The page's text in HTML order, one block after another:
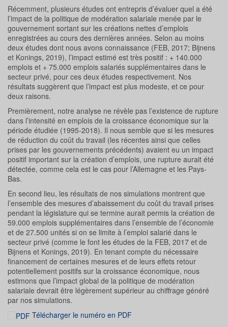
Récemment, plusieurs études ont entrepris d’évaluer quel a été
l’impact de la politique de modération salariale menée par le
gouvernement sortant sur les créations nettes d’emplois
enregistrées au cours des dernières années. Selon au moins
deux études dont nous avons connaissance (FEB, 2017; Bijnens
et Konings, 2019), l’impact estimé est très positif : + 140.000
emplois et + 75.000 emplois salariés supplémentaires dans le
secteur privé, pour ces deux études respectivement. Nos
résultats suggèrent que l’impact est plus modeste, et ce pour
deux raisons.
Premièrement, notre analyse ne révèle pas l’existence de rupture
dans l’intensité en emplois de la croissance économique sur la
période étudiée (1995-2018). Il nous semble que si les mesures
de réduction du coût du travail (les récentes ainsi que celles
prises par les gouvernements précédents) avaient eu un impact
positif important sur la création d’emplois, une rupture aurait été
détectée, comme cela est le cas pour l’Allemagne et les Pays-
Bas.
En second lieu, les résultats de nos simulations montrent que
l’ensemble des mesures d’abaissement du coût du travail prises
pendant la législature qui se termine aurait permis la création de
59.000 emplois supplémentaires dans l’ensemble de l’économie
et de 27.500 unités si on se limite à l’emploi salarié dans le
secteur privé (comme le font les études de la FEB, 2017 et de
Bijnens et Konings, 2019). En tenant compte du nécessaire
financement de certaines mesures et de leurs effets retour
potentiellement positifs sur la croissance économique, nous
estimons que l’impact global de la politique de modération
salariale devrait être légèrement supérieur au chiffrage généré
par nos simulations.
Télécharger le numéro en PDF